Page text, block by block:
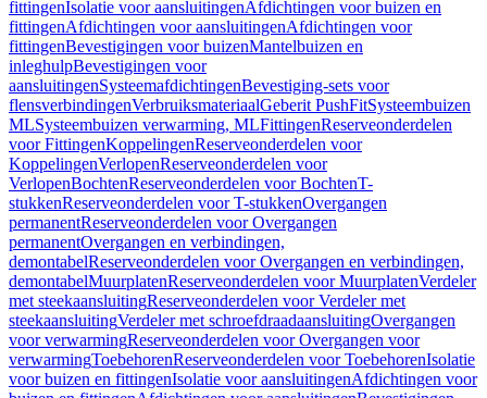
fittingenIsolatie voor aansluitingenAfdichtingen voor buizen en
fittingenAfdichtingen voor aansluitingenAfdichtingen voor
fittingenBevestigingen voor buizenMantelbuizen en
inleghulpBevestigingen voor
aansluitingenSysteemafdichtingenBevestiging-sets voor
flensverbindingenVerbruiksmateriaalGeberit PushFitSysteembuizen
MLSysteembuizen verwarming, MLFittingenReserveonderdelen
voor FittingenKoppelingenReserveonderdelen voor
KoppelingenVerlopenReserveonderdelen voor
VerlopenBochtenReserveonderdelen voor BochtenT-
stukkenReserveonderdelen voor T-stukkenOvergangen
permanentReserveonderdelen voor Overgangen
permanentOvergangen en verbindingen,
demontabelReserveonderdelen voor Overgangen en verbindingen,
demontabelMuurplatenReserveonderdelen voor MuurplatenVerdeler
met steekaansluitingReserveonderdelen voor Verdeler met
steekaansluitingVerdeler met schroefdraadaansluitingOvergangen
voor verwarmingReserveonderdelen voor Overgangen voor
verwarmingToebehorenReserveonderdelen voor ToebehorenIsolatie
voor buizen en fittingenIsolatie voor aansluitingenAfdichtingen voor